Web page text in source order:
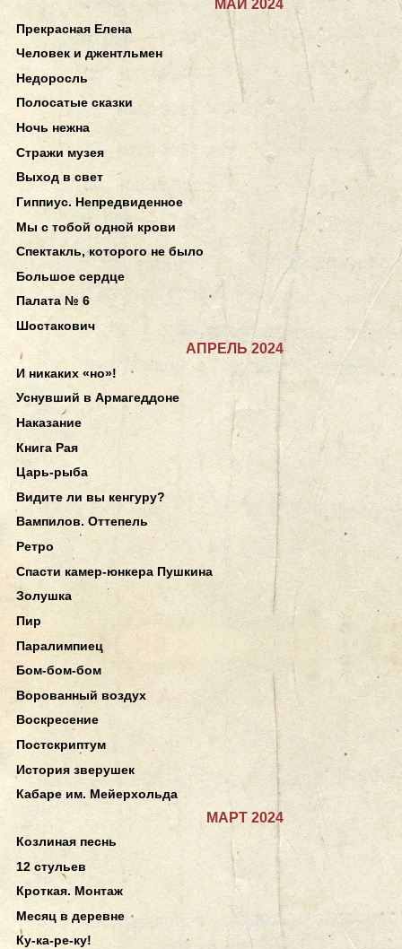
МАЙ 2024
Прекрасная Елена
Человек и джентльмен
Недоросль
Полосатые сказки
Ночь нежна
Стражи музея
Выход в свет
Гиппиус. Непредвиденное
Мы с тобой одной крови
Спектакль, которого не было
Большое сердце
Палата № 6
Шостакович
АПРЕЛЬ 2024
И никаких «но»!
Уснувший в Армагеддоне
Наказание
Книга Рая
Царь-рыба
Видите ли вы кенгуру?
Вампилов. Оттепель
Ретро
Спасти камер-юнкера Пушкина
Золушка
Пир
Паралимпиец
Бом-бом-бом
Ворованный воздух
Воскресение
Постскриптум
История зверушек
Кабаре им. Мейерхольда
МАРТ 2024
Козлиная песнь
12 стульев
Кроткая. Монтаж
Месяц в деревне
Ку-ка-ре-ку!